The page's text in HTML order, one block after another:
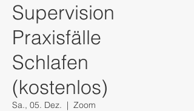
Supervision
Praxisfälle
Schlafen
(kostenlos)
Sa., 05. Dez.
  |
Zoom